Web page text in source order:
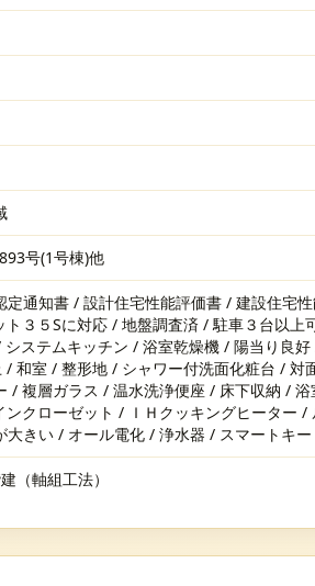
号(1号棟)他
定通知書 / 設計住宅性能評価書 / 建設住宅
ト３５Sに対応 / 地盤調査済 / 駐車３台以
ステムキッチン / 浴室乾燥機 / 陽当り良
/ 和室 / 整形地 / シャワー付洗面化粧台 /
/ 複層ガラス / 温水洗浄便座 / 床下収納 /
ンクローゼット / ＩＨクッキングヒーター
大きい / オール電化 / 浄水器 / スマートキー
（軸組工法）